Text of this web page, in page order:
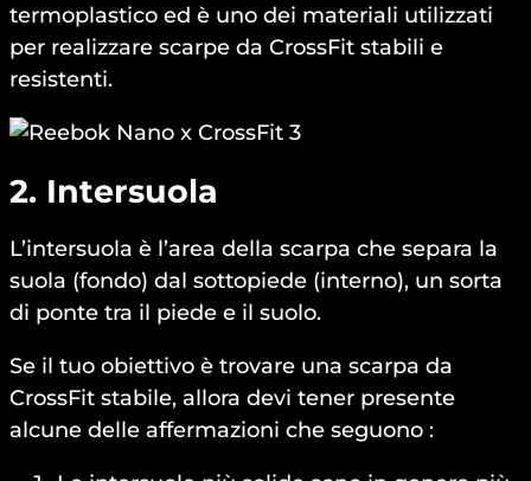
termoplastico ed è uno dei materiali utilizzati
per realizzare scarpe da CrossFit stabili e
resistenti.
2. Intersuola
L’intersuola è l’area della scarpa che separa la
suola (fondo) dal sottopiede (interno), un sorta
di ponte tra il piede e il suolo.
Se il tuo obiettivo è trovare una scarpa da
CrossFit stabile, allora devi tener presente
alcune delle affermazioni che seguono :